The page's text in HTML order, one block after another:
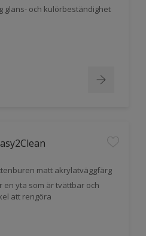
glans- och kulörbeständighet
matt akrylatväggfärg
en yta som är tvättbar och
att rengöra